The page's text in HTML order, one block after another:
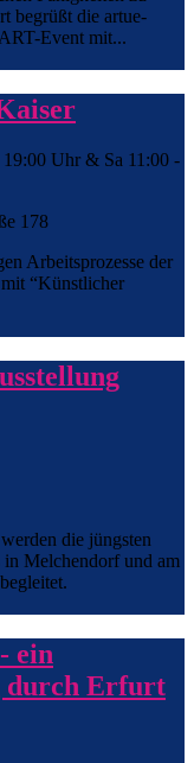
begrüßt die artue-
Event mit...
Uhr & Sa 11:00 -
178
Arbeitsprozesse der
“Künstlicher
die jüngsten
in Melchendorf und am
ein
durch Erfurt